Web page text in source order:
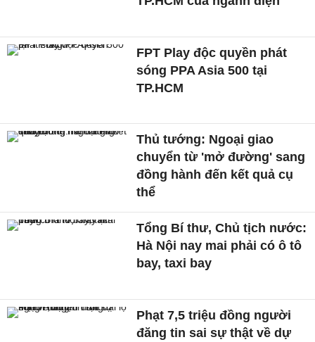
FPT Play độc quyền phát
sóng PPA Asia 500 tại
TP.HCM
Thủ tướng: Ngoại giao
chuyển từ 'mở đường' sang
đồng hành đến kết quả cụ
thể
Tổng Bí thư, Chủ tịch nước:
Hà Nội nay mai phải có ô tô
bay, taxi bay
Phạt 7,5 triệu đồng người
đăng tin sai sự thật về dự